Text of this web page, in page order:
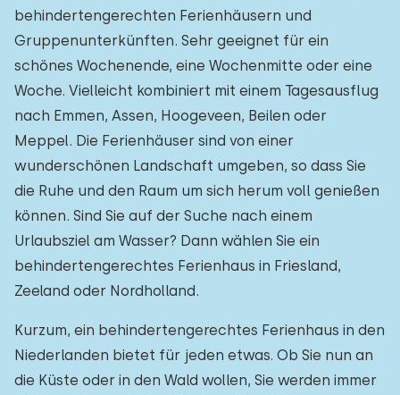
behindertengerechten Ferienhäusern und
Gruppenunterkünften. Sehr geeignet für ein
schönes Wochenende, eine Wochenmitte oder eine
Woche. Vielleicht kombiniert mit einem Tagesausflug
nach Emmen, Assen, Hoogeveen, Beilen oder
Meppel. Die Ferienhäuser sind von einer
wunderschönen Landschaft umgeben, so dass Sie
die Ruhe und den Raum um sich herum voll genießen
können. Sind Sie auf der Suche nach einem
Urlaubsziel am Wasser? Dann wählen Sie ein
behindertengerechtes Ferienhaus in Friesland,
Zeeland oder Nordholland.
Kurzum, ein behindertengerechtes Ferienhaus in den
Niederlanden bietet für jeden etwas. Ob Sie nun an
die Küste oder in den Wald wollen, Sie werden immer